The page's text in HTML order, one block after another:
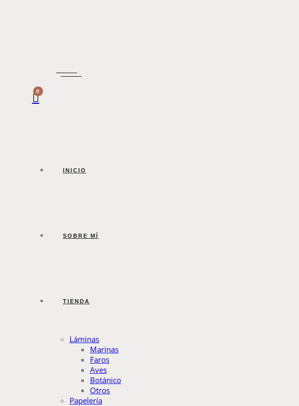
0
INICIO
SOBRE MÍ
TIENDA
Láminas
Marinas
Faros
Aves
Botánico
Otros
Papelería